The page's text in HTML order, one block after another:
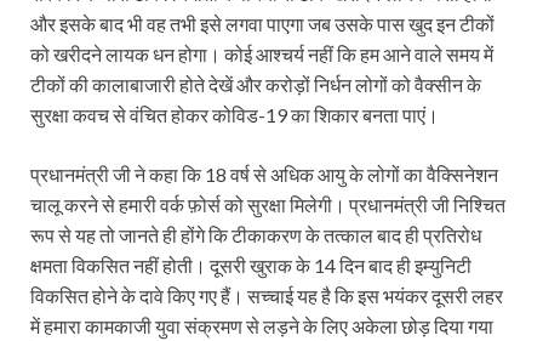
और इसके बाद भी वह तभी इसे लगवा पाएगा जब उसके पास खुद इन टीकों
को खरीदने लायक धन होगा। कोई आश्चर्य नहीं कि हम आने वाले समय में
टीकों की कालाबाजारी होते देखें और करोड़ों निर्धन लोगों को वैक्सीन के
सुरक्षा कवच से वंचित होकर कोविड-19 का शिकार बनता पाएं।
प्रधानमंत्री जी ने कहा कि 18 वर्ष से अधिक आयु के लोगों का वैक्सि‍नेशन
चालू करने से हमारी वर्क फ़ोर्स को सुरक्षा मिलेगी। प्रधानमंत्री जी निश्चित
रूप से यह तो जानते ही होंगे कि टीकाकरण के तत्काल बाद ही प्रतिरोध
क्षमता विकसित नहीं होती। दूसरी खुराक के 14 दिन बाद ही इम्युनिटी
विकसित होने के दावे किए गए हैं। सच्चाई यह है कि इस भयंकर दूसरी लहर
में हमारा कामकाजी युवा संक्रमण से लड़ने के लिए अकेला छोड़ दिया गया